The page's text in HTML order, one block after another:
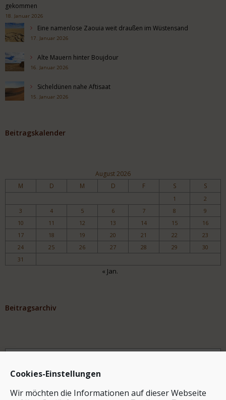
Cookies-Einstellungen
Wir möchten die Informationen auf dieser Webseite
gekommen
18. Januar 2026
Eine namenlose Zaouia weit draußen im Wüstensand
17. Januar 2026
Alte Mauern hinter Boujdour
16. Januar 2026
Sicheldünen nahe Aftisaat
15. Januar 2026
Beitragskalender
August 2026
M D M D F S S
1
2
3
4 5 6 7 8
9
10
11 12 13 14 15
16
17
18 19 20 21 22
23
24
25 26 27 28 29
30
31
« Jan.
Beitragsarchiv
Archiv